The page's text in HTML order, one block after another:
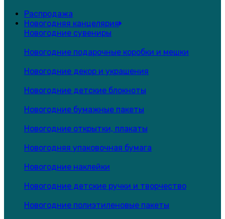
Распродажа
Новогодняя канцелярия
Новогодние сувениры
Новогодние подарочные коробки и мешки
Новогодние декор и украшения
Новогодние детские блокноты
Новогодние бумажные пакеты
Новогодние открытки, плакаты
Новогодняя упаковочная бумага
Новогодние наклейки
Новогодние детские ручки и творчество
Новогодние полиэтиленовые пакеты